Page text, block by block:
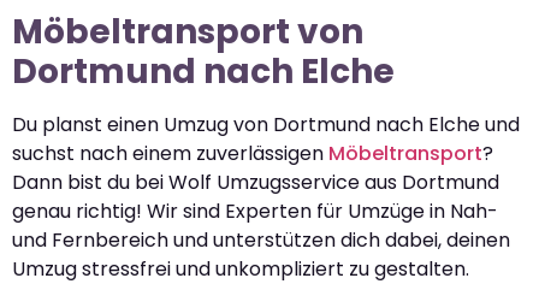
Möbeltransport von
Dortmund nach Elche
Du planst einen Umzug von Dortmund nach Elche und
suchst nach einem zuverlässigen Möbeltransport?
Dann bist du bei Wolf Umzugsservice aus Dortmund
genau richtig! Wir sind Experten für Umzüge in Nah-
und Fernbereich und unterstützen dich dabei, deinen
Umzug stressfrei und unkompliziert zu gestalten.